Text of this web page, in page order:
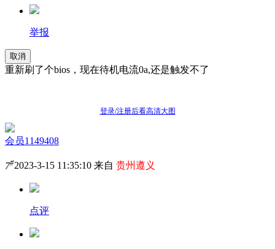
举报
取消
重新刷了个bios，现在待机电流0a,还是触发不了
登录/注册后看高清大图
会员1149408
7#2023-3-15 11:35:10 来自 贵州遵义
点评